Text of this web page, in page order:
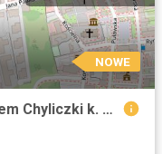
NOWE
Dom na wynajem z dużym ogrodem Chyliczki k. Piaseczna